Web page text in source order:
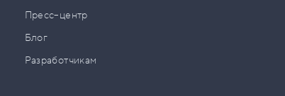
Пресс–центр
Блог
Разработчикам